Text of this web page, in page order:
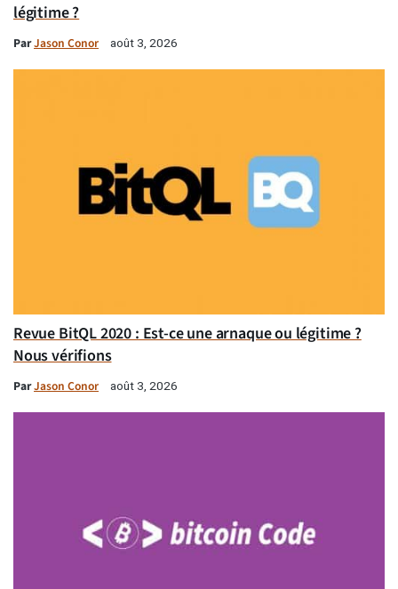
légitime ?
ParJason Conor août 3, 2026
Revue BitQL 2020 : Est-ce une arnaque ou légitime ?
Nous vérifions
ParJason Conor août 3, 2026